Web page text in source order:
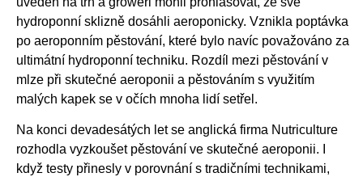
hydroponní sklizně dosáhli aeroponicky. Vznikla poptávka
po aeroponním pěstování, které bylo navíc považováno za
ultimátní hydroponní techniku. Rozdíl mezi pěstování v
mlze při skutečné aeroponii a pěstováním s využitím
malých kapek se v očích mnoha lidí setřel.
Na konci devadesátých let se anglická firma Nutriculture
rozhodla vyzkoušet pěstování ve skutečné aeroponii. I
když testy přinesly v porovnání s tradičními technikami,